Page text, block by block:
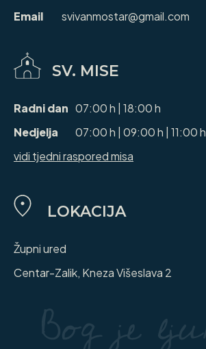
Email
svivanmostar@gmail.com
SV. MISE
Radni dan 07:00 h | 18:00 h
Nedjelja
07:00 h | 09:00 h | 11:00 h
vidi tjedni raspored misa
LOKACIJA
Župni ured
Centar-Zalik, Kneza Višeslava 2